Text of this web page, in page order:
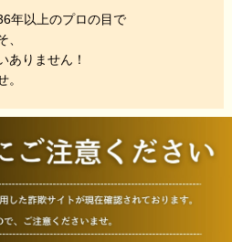
年以上のプロの目で
ありません！
。